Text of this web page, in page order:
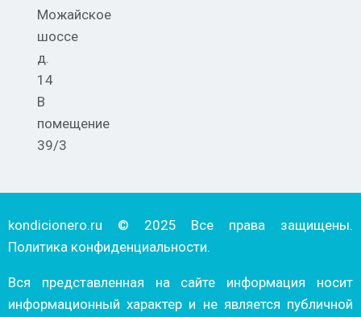
Можайское
шоссе
д.
14
В
помещение
39/3
kondicionero.ru © 2025 Все права защищены.
Политика конфиденциальности.
Вся представленная на сайте информация носит
информационный характер и не является публичной